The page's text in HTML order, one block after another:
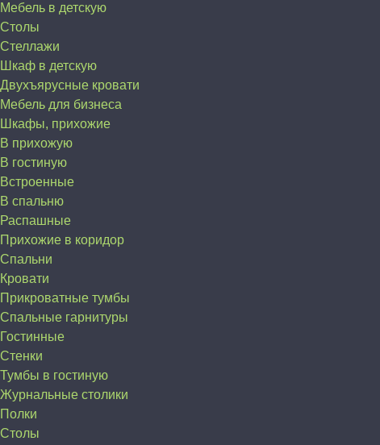
Мебель в детскую
Столы
Стеллажи
Шкаф в детскую
Двухъярусные кровати
Мебель для бизнеса
Шкафы, прихожие
В прихожую
В гостиную
Встроенные
В спальню
Распашные
Прихожие в коридор
Спальни
Кровати
Прикроватные тумбы
Спальные гарнитуры
Гостинные
Стенки
Тумбы в гостиную
Журнальные столики
Полки
Столы